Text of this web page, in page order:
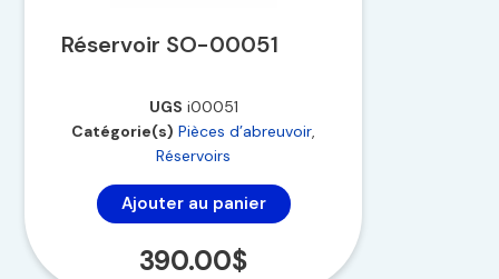
Réservoir SO-00051
UGS i00051
Catégorie(s) Pièces d’abreuvoir,
Réservoirs
Ajouter au panier
390.00$